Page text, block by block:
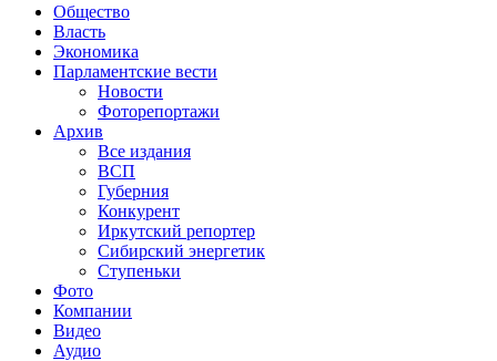
Общество
Власть
Экономика
Парламентские вести
Новости
Фоторепортажи
Архив
Все издания
ВСП
Губерния
Конкурент
Иркутский репортер
Сибирский энергетик
Ступеньки
Фото
Компании
Видео
Аудио